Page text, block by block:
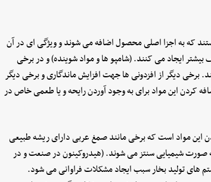
که به اجزا اصلی محصول اضافه می شوند و ویژگی ای در آن
بیشتر ایجاد می کنند. (شامپو ها و مواد شوینده) و در برخی
برخی دیگر از افزدونی ها جهت افزایش ماندگاری و برخی دیگر
کردن این مواد برای به وجود آوردن رایحه و یا طعمی خاص در
این مواد است که برخی مانند صمغ عربی دارای ریشه طبیعی
صورت شیمیایی سنتز می شوند. (هیدروکینون در صنعت و در
های تولید بخار سبب ایجاد مشکلات فراوانی می شود.